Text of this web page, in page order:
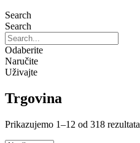
Search
Search
Odaberite
Naručite
Uživajte
Trgovina
Prikazujemo 1–12 od 318 rezultata